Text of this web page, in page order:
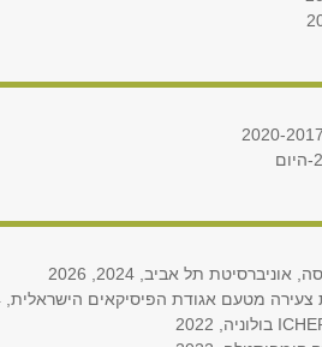
תל אביב, 2024, 2026
מטעם אגודת הפיסיקאים הישראלית, 2024